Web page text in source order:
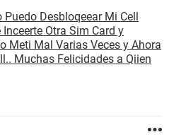
Desbloqeear Mi Cell
Inceerte Otra Sim Card y
Meti Mal Varias Veces y Ahora
Muchas Felicidades a Qiien